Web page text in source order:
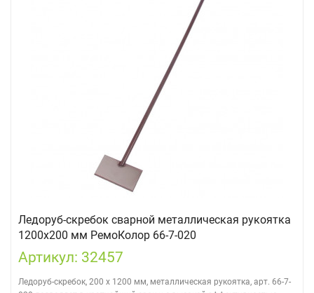
Ледоруб-скребок сварной металлическая рукоятка
1200х200 мм РемоКолор 66-7-020
Артикул: 32457
Ледоруб-скребок, 200 х 1200 мм, металлическая рукоятка, арт. 66-7-